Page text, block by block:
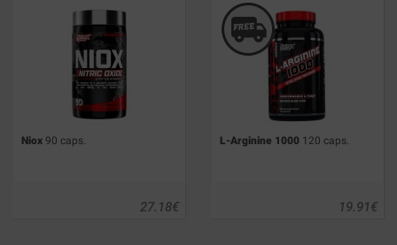
Niox 90 caps.
€
27.18
L-Arginine 1000 120 caps.
€
19.91